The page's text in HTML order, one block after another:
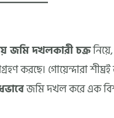
জমি দখলকারী চক্র
করছে। গোয়েন্দারা
জমি দখল করে এক